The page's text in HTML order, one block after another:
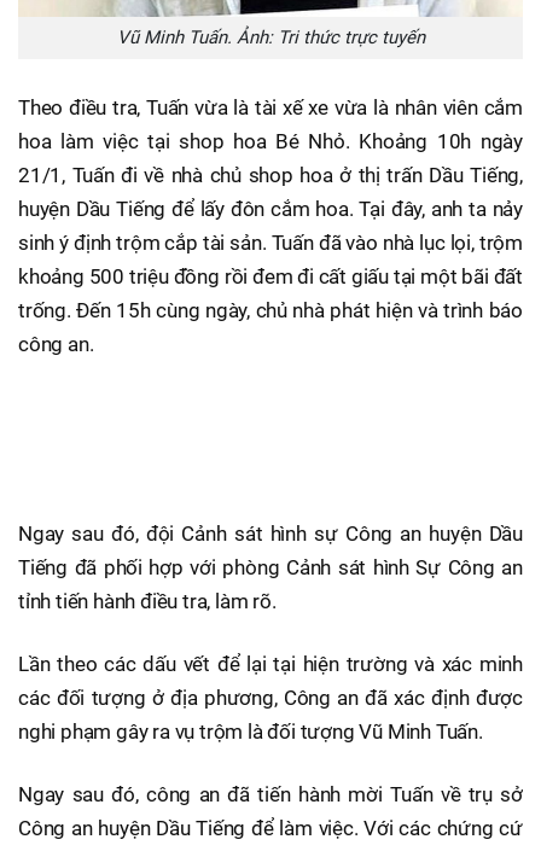
Vũ Minh Tuấn. Ảnh: Tri thức trực tuyến
Theo điều tra, Tuấn vừa là tài xế xe vừa là nhân viên cắm
hoa làm việc tại shop hoa Bé Nhỏ. Khoảng 10h ngày
21/1, Tuấn đi về nhà chủ shop hoa ở thị trấn Dầu Tiếng,
huyện Dầu Tiếng để lấy đôn cắm hoa. Tại đây, anh ta nảy
sinh ý định trộm cắp tài sản. Tuấn đã vào nhà lục lọi, trộm
khoảng 500 triệu đồng rồi đem đi cất giấu tại một bãi đất
trống. Đến 15h cùng ngày, chủ nhà phát hiện và trình báo
công an.
Ngay sau đó, đội Cảnh sát hình sự Công an huyện Dầu
Tiếng đã phối hợp với phòng Cảnh sát hình Sự Công an
tỉnh tiến hành điều tra, làm rõ.
Lần theo các dấu vết để lại tại hiện trường và xác minh
các đối tượng ở địa phương, Công an đã xác định được
nghi phạm gây ra vụ trộm là đối tượng Vũ Minh Tuấn.
Ngay sau đó, công an đã tiến hành mời Tuấn về trụ sở
Công an huyện Dầu Tiếng để làm việc. Với các chứng cứ